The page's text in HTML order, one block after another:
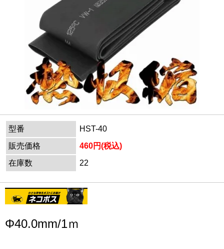
型番
HST-40
販売価格
460円(税込)
在庫数
22
Φ40.0mm/1ｍ